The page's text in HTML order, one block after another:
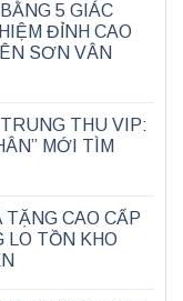
5 GIÁC
ĐỈNH CAO
SƠN VÂN
THU VIP:
MỚI TÌM
TẶNG CAO CẤP
LO TỒN KHO